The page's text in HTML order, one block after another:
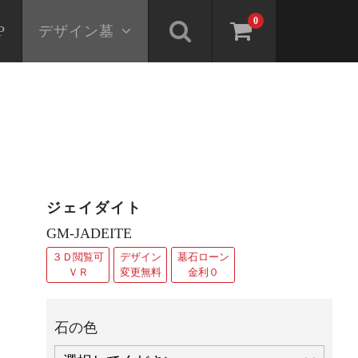
0
デザイン墓
ジェイダイト
GM-JADEITE
３Ｄ閲覧可
ＶＲ
デザイン
変更無料
墓石ローン
金利０
石の色